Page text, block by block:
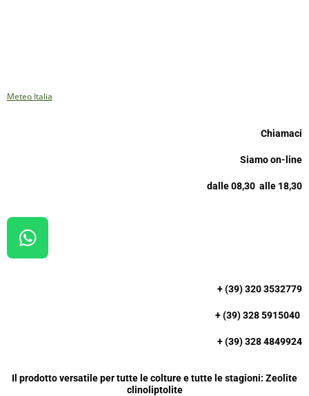
Meteo Italia
Chiamaci
Siamo on-line
dalle 08,30 alle 18,30
W
H
P
+ (39) 320 3532779
+ (39) 328 5915040
+ (39) 328 4849924
Il prodotto versatile per tutte le colture e tutte le stagioni: Zeolite
clinoliptolite